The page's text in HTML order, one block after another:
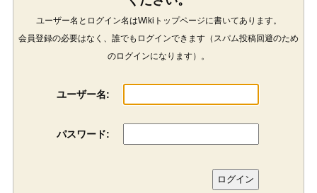
ユーザー名とログイン名はWikiトップページに書いてあります。
会員登録の必要はなく、誰でもログインできます（スパム投稿回避のため
のログインになります）。
ユーザー名:
パスワード: